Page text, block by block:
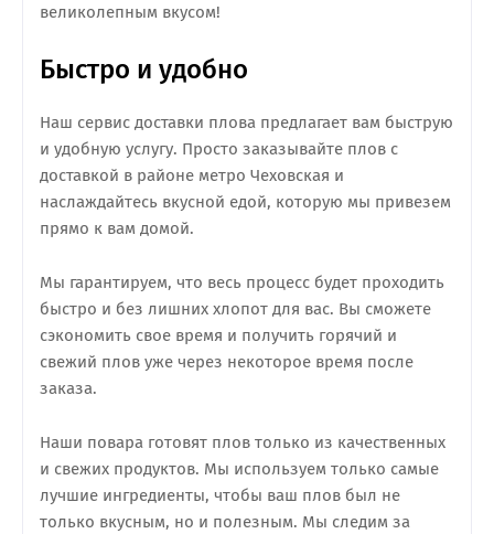
великолепным вкусом!
Быстро и удобно
Наш сервис доставки плова предлагает вам быструю
и удобную услугу. Просто заказывайте плов с
доставкой в районе метро Чеховская и
наслаждайтесь вкусной едой, которую мы привезем
прямо к вам домой.
Мы гарантируем, что весь процесс будет проходить
быстро и без лишних хлопот для вас. Вы сможете
сэкономить свое время и получить горячий и
свежий плов уже через некоторое время после
заказа.
Наши повара готовят плов только из качественных
и свежих продуктов. Мы используем только самые
лучшие ингредиенты, чтобы ваш плов был не
только вкусным, но и полезным. Мы следим за